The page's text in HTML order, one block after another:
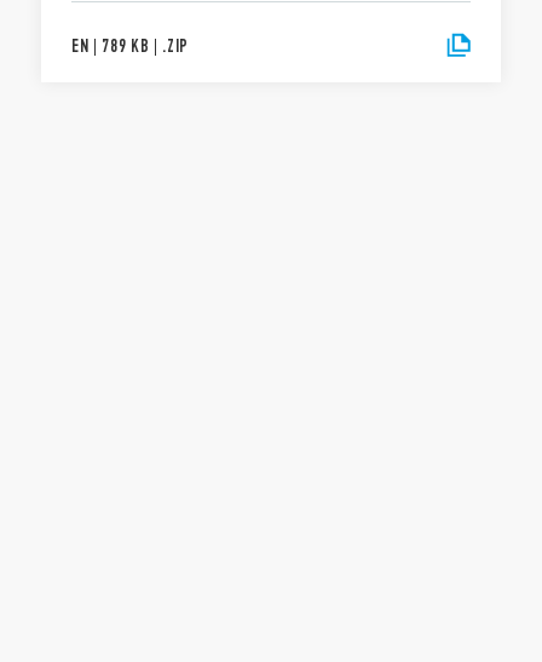
EN | 789 KB | .ZIP